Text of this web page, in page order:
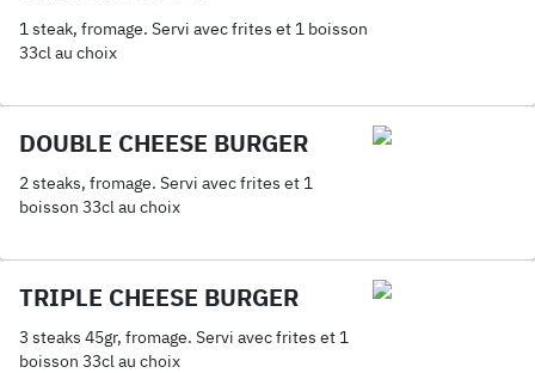
1 steak, fromage. Servi avec frites et 1 boisson
33cl au choix
DOUBLE CHEESE BURGER
2 steaks, fromage. Servi avec frites et 1
boisson 33cl au choix
TRIPLE CHEESE BURGER
3 steaks 45gr, fromage. Servi avec frites et 1
boisson 33cl au choix